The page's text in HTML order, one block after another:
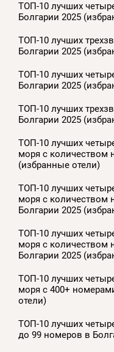
ТОП-10 лучших
Болгарии 2025
ТОП-10 лучших
Болгарии 2025
ТОП-10 лучших
Болгарии 2025
ТОП-10 лучших
Болгарии 2025
ТОП-10 лучших
моря с количеством
(избранные отели)
ТОП-10 лучших
моря с количеством
Болгарии 2025
ТОП-10 лучших
моря с количеством
Болгарии 2025
ТОП-10 лучших
моря с 400+
отели)
ТОП-10 лучших
до 99 номеров в